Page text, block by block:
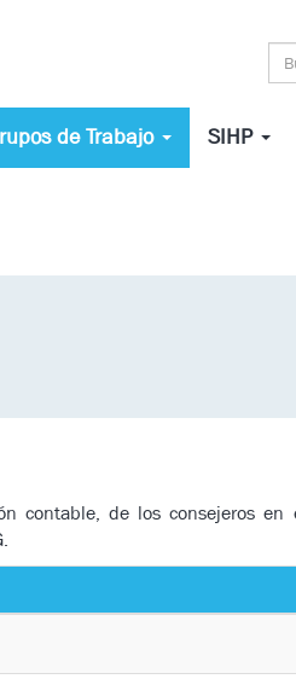
de Trabajo SIHP
contable, de los consejeros en